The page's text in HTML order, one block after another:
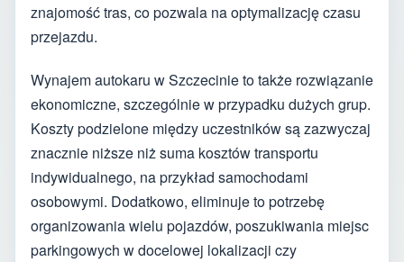
znajomość tras, co pozwala na optymalizację czasu
przejazdu.
Wynajem autokaru w Szczecinie to także rozwiązanie
ekonomiczne, szczególnie w przypadku dużych grup.
Koszty podzielone między uczestników są zazwyczaj
znacznie niższe niż suma kosztów transportu
indywidualnego, na przykład samochodami
osobowymi. Dodatkowo, eliminuje to potrzebę
organizowania wielu pojazdów, poszukiwania miejsc
parkingowych w docelowej lokalizacji czy